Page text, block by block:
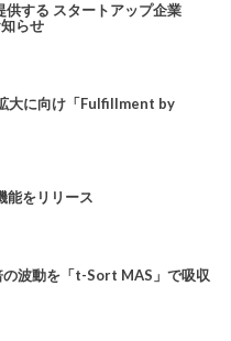
する スタートアップ企業
らせ
大に向け「Fulfillment by
能をリリース
波動を「t-Sort MAS」で吸収